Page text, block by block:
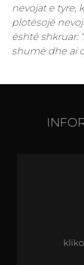
nevojat e tyre,
plotësojë
është shkruar:
shumë dhe ai